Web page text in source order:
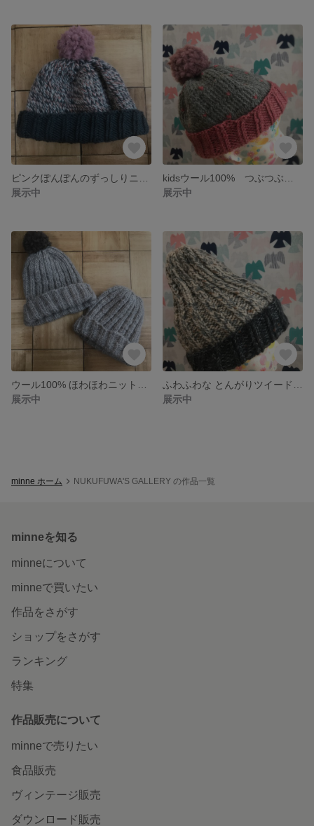
展示中
展示中
展示中
展示中
minne ホーム NUKUFUWA'S GALLERY の作品一覧
minneを知る
minneについて
minneで買いたい
作品をさがす
ショップをさがす
ランキング
特集
作品販売について
minneで売りたい
食品販売
ヴィンテージ販売
ダウンロード販売